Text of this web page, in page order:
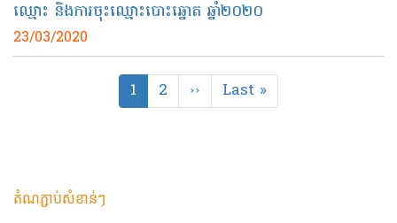
ឈ្មោះ និងការចុះឈ្មោះបោះឆ្នោត ឆ្នាំ២០២០
23/03/2020
Current
page
1 Page
2
Next
page
››
Last
page
Last »
តំណភ្ជាប់សំខាន់ៗ